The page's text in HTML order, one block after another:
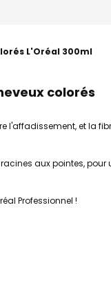
L'Oréal 300ml
colorés
l'affadissement, et la
aux pointes,
Professionnel !